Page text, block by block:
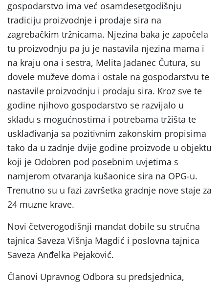
gospodarstvo ima već osamdesetgodišnju
tradiciju proizvodnje i prodaje sira na
zagrebačkim tržnicama. Njezina baka je započela
tu proizvodnju pa ju je nastavila njezina mama i
na kraju ona i sestra, Melita Jadanec Čutura, su
dovele muževe doma i ostale na gospodarstvu te
nastavile proizvodnju i prodaju sira. Kroz sve te
godine njihovo gospodarstvo se razvijalo u
skladu s mogućnostima i potrebama tržišta te
usklađivanja sa pozitivnim zakonskim propisima
tako da u zadnje dvije godine proizvode u objektu
koji je Odobren pod posebnim uvjetima s
namjerom otvaranja kušaonice sira na OPG-u.
Trenutno su u fazi završetka gradnje nove staje za
24 muzne krave.
Novi četverogodišnji mandat dobile su stručna
tajnica Saveza Višnja Magdić i poslovna tajnica
Saveza Anđelka Pejaković.
Članovi Upravnog Odbora su predsjednica,